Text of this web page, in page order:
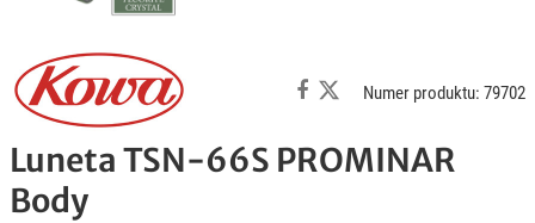
Numer produktu: 79702
Luneta TSN-66S PROMINAR
Body